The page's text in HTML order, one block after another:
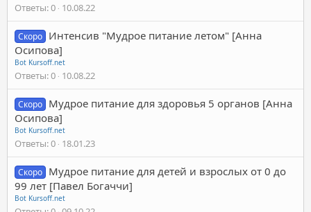
Ответы 0 10.08.22
Скоро Интенсив "Мудрое питание летом" [Анна
Осипова]
Bot Kursoff.net
Ответы 0 10.08.22
Скоро Мудрое питание для здоровья 5 органов [Анна
Осипова]
Bot Kursoff.net
Ответы 0 18.01.23
Скоро Мудрое питание для детей и взрослых от 0 до
99 лет [Павел Богаччи]
Bot Kursoff.net